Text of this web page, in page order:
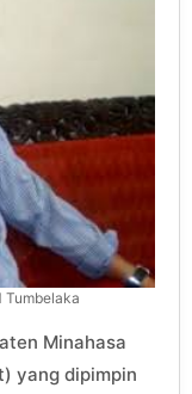
Tumbelaka
Minahasa
yang dipimpin